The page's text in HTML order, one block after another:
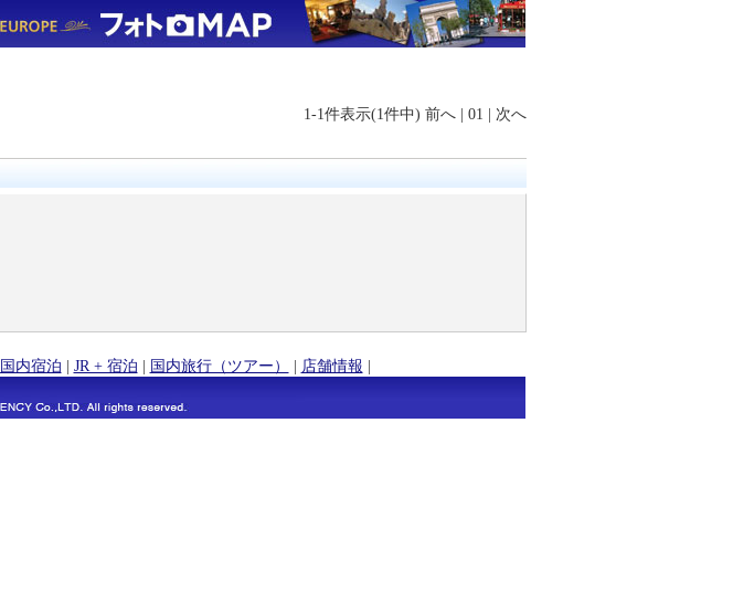
1-1件表示(1件中) 前へ | 01 | 次へ
国内宿泊 | JR + 宿泊 | 国内旅行（ツアー） | 店舗情報 |